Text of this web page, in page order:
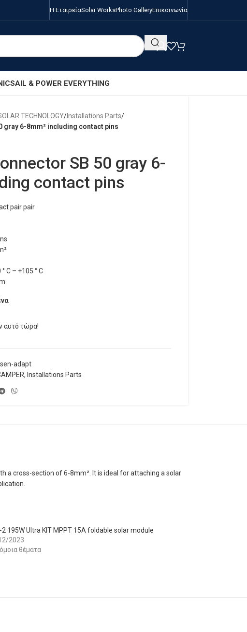
Η ΕταιρείαSolar WorksPhoto GalleryΕπικοινωνία
SAIL & POWER EVERYTHING
TECHNOLOGY/Installations Parts/
gray 6-8mm² including contact pins
SB 50 gray 6-
contact pins
pair pair
C – +105 ° C
αυτό τώρα!
adapt
, Installations Parts
a cross-section of 6-8mm². It is ideal for attaching a solar
2 195W Ultra KIT MPPT 15A foldable solar module
2023
θέματα